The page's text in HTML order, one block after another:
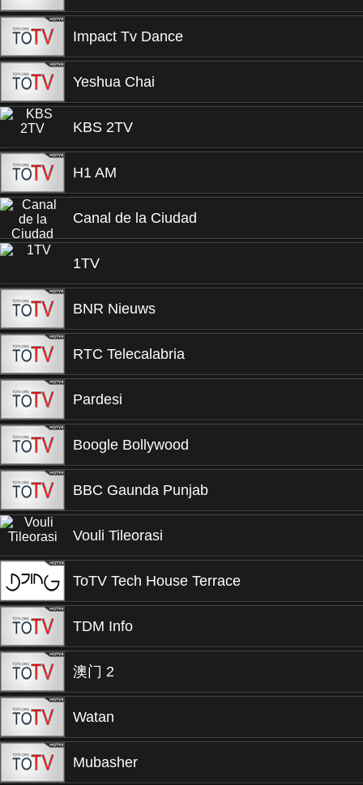
Impact Tv Dance
Yeshua Chai
KBS 2TV
H1 AM
Canal de la Ciudad
1TV
BNR Nieuws
RTC Telecalabria
Pardesi
Boogle Bollywood
BBC Gaunda Punjab
Vouli Tileorasi
ToTV Tech House Terrace
TDM Info
澳门 2
Watan
Mubasher